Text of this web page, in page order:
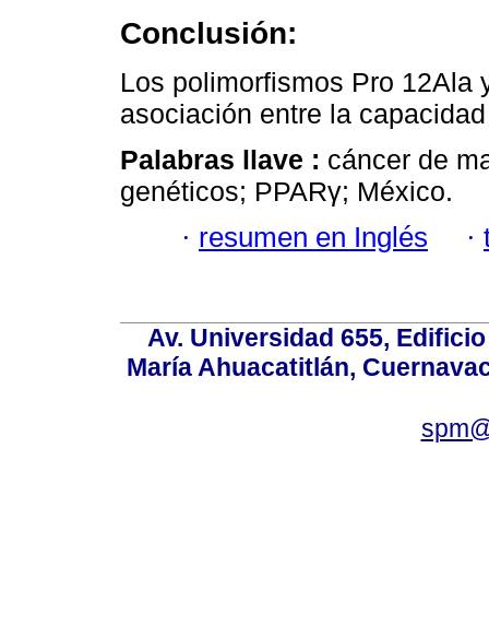
Conclusión:
Los polimorfismos Pro 12Ala
asociación entre la
Palabras llave : cáncer de
genéticos; PPARγ; México.
· resumen en Inglés ·
Av. Universidad 655,
María Ahuacatitlán,